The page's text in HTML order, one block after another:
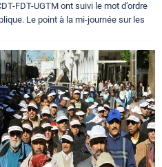
FDT-UGTM ont suivi le mot d’ordre
Le point à la mi-journée sur les